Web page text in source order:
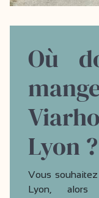
Où
Lyon ?
Vous
Lyon,